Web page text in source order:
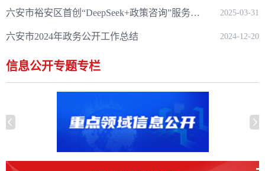
六安市裕安区首创“DeepSeek+政策咨询”服务，打造智慧政务新范式 2025-03-31
六安市2024年政务公开工作总结 2024-12-20
信息公开专题专栏